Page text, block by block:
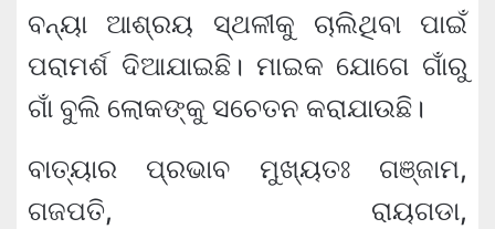
ବନ୍ୟା ଆଶ୍ରୟ ସ୍ଥଳୀକୁ ଚାଲିଥିବା ପାଇଁ
ପରାମର୍ଶ ଦିଆଯାଇଛି। ମାଇକ ଯୋଗେ ଗାଁରୁ
ଗାଁ ବୁଲି ଲୋକଙ୍କୁ ସଚେତନ କରାଯାଉଛି।
ବାତ୍ୟାର ପ୍ରଭାବ ମୁଖ୍ୟତଃ ଗଞ୍ଜାମ,
ଗଜପତି, ରାୟଗଡା,